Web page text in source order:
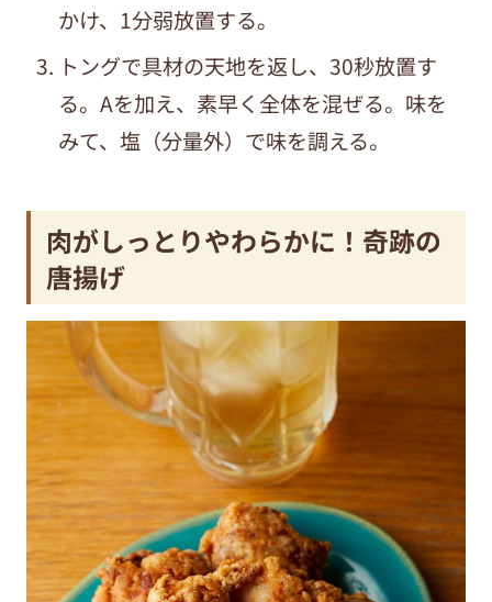
かけ、 1分弱放置する。
トングで具材の天地を返し、 30秒放置す
る。 Aを加え、素早く全体を混ぜる。味を
みて、塩（分量外）で味を調える。
肉がしっとりやわらかに！奇跡の
唐揚げ